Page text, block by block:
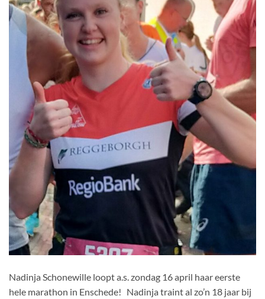
Nadinja Schonewille loopt a.s. zondag 16 april haar eerste
hele marathon in Enschede! Nadinja traint al zo’n 18 jaar bij